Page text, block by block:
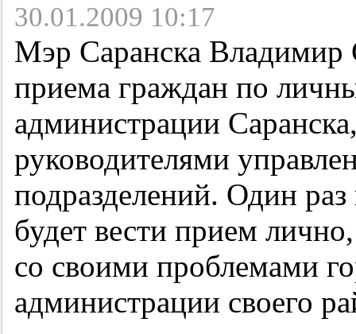
30.01.2009 10:17
Мэр Саранска Владимир
приема граждан по
администрации
руководителями
подразделений. Один
будет вести прием
со своими проблемами
администрации своего